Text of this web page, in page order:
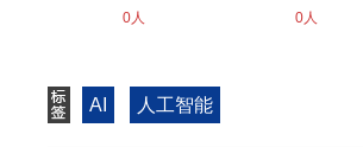
0人 0人
AI 人工智能